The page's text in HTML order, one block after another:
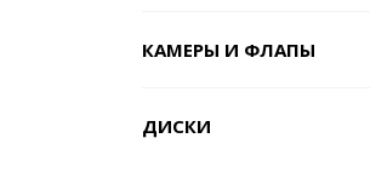
КАМЕРЫ И ФЛАПЫ
ДИСКИ